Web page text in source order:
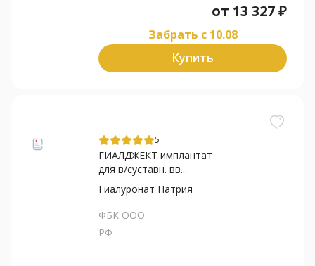
от 13 327₽
Забрать c 10.08
Купить
5
ГИАЛДЖЕКТ имплантат
для в/суставн. вв...
Гиалуронат Натрия
ФБК ООО
РФ